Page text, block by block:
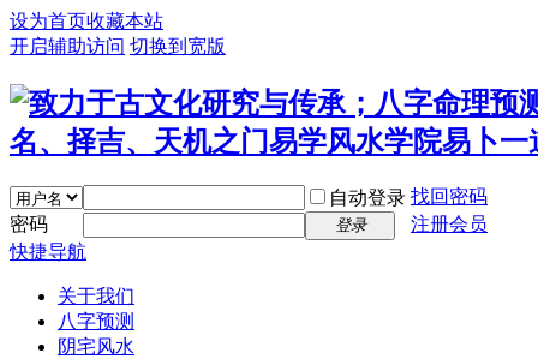
设为首页收藏本站
开启辅助访问 切换到宽版
自动登录 找回密码
密码
登录
注册会员
快捷导航
关于我们
八字预测
阴宅风水